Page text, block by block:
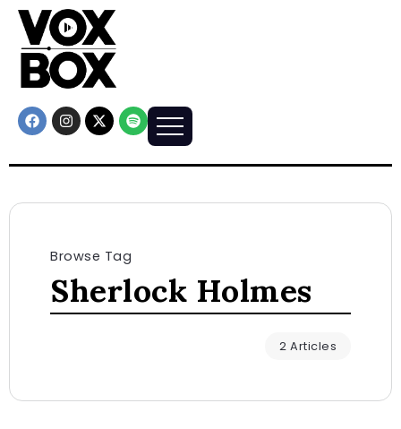
Browse Tag
Sherlock Holmes
2 Articles